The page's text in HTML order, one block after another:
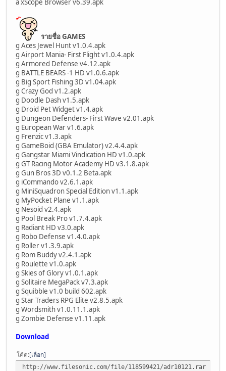
a xScope Browser v6.39.apk
รายชื่อ GAMES
g Aces Jewel Hunt v1.0.4.apk
g Airport Mania- First Flight v1.0.4.apk
g Armored Defense v4.12.apk
g BATTLE BEARS -1 HD v1.0.6.apk
g Big Sport Fishing 3D v1.04.apk
g Crazy God v1.2.apk
g Doodle Dash v1.5.apk
g Droid Pet Widget v1.4.apk
g Dungeon Defenders- First Wave v2.01.apk
g European War v1.6.apk
g Frenzic v1.3.apk
g GameBoid (GBA Emulator) v2.4.4.apk
g Gangstar Miami Vindication HD v1.0.apk
g GT Racing Motor Academy HD v3.1.8.apk
g Gun Bros 3D v0.1.2 Beta.apk
g iCommando v2.6.1.apk
g MiniSquadron Special Edition v1.1.apk
g MyPocket Plane v1.1.apk
g Nesoid v2.4.apk
g Pool Break Pro v1.7.4.apk
g Radiant HD v3.0.apk
g Robo Defense v1.4.0.apk
g Roller v1.3.9.apk
g Rom Buddy v2.4.1.apk
g Roulette v1.0.apk
g Skies of Glory v1.0.1.apk
g Solitaire MegaPack v7.3.apk
g Squibble v1.0 build 602.apk
g Star Traders RPG Elite v2.8.5.apk
g Wordsmith v1.0.11.1.apk
g Zombie Defense v1.11.apk
Download
โค้ด เลือก
http://www.filesonic.com/file/118599421/adr10121.rar